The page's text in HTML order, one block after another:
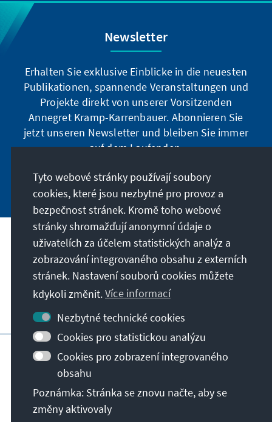
Newsletter
Erhalten Sie exklusive Einblicke in die neuesten
Publikationen, spannende Veranstaltungen und
Projekte direkt von unserer Vorsitzenden
Annegret Kramp-Karrenbauer. Abonnieren Sie
jetzt unseren Newsletter und bleiben Sie immer
auf dem Laufenden.
Jetzt abonnieren
Naše poslání
Kontakt
Další nabídky Stiftungu
Zásady ochrany soukromí
Podmínky používání
Erklärung zur Barrierefreiheit
Sitemap
© Konrad-Adenauer-Stiftung e.V. 2026
Tyto webové stránky používají soubory
cookies, které jsou nezbytné pro provoz a
bezpečnost stránek. Kromě toho webové
stránky shromažďují anonymní údaje o
uživatelích za účelem statistických analýz a
zobrazování integrovaného obsahu z externích
stránek. Nastavení souborů cookies můžete
kdykoli změnit.Více informací
Nezbytné technické cookies
Cookies pro statistickou analýzu
Cookies pro zobrazení integrovaného
obsahu
Poznámka: Stránka se znovu načte, aby se
změny aktivovaly